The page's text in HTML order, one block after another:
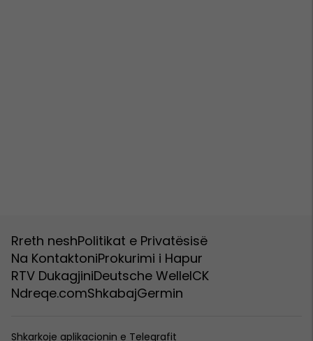
Rreth neshPolitikat e Privatësisë
Na KontaktoniProkurimi i Hapur
RTV DukagjiniDeutsche WelleICK
Ndreqe.comShkabajGermin
Shkarkoje aplikacionin e Telegrafit